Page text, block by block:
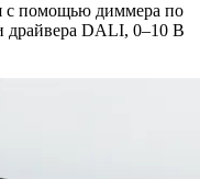
с помощью диммера по
DALI, 0–10 В